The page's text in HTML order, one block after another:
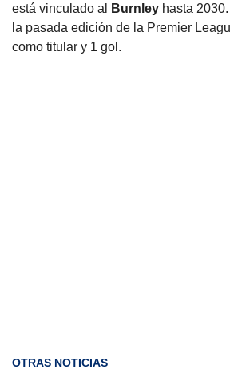
está vinculado al
Burnley hasta
la pasada edición de la Premier
como titular y 1 gol.
OTRAS NOTICIAS